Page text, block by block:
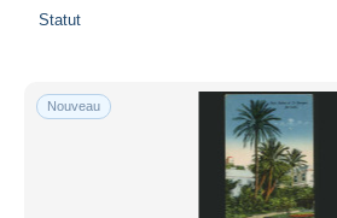
Statut
Nouveau